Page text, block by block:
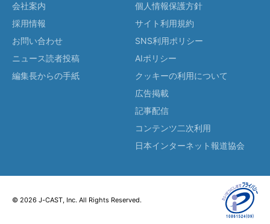
会社案内
採用情報
お問い合わせ
ニュース読者投稿
編集長からの手紙
個人情報保護方針
サイト利用規約
SNS利用ポリシー
AIポリシー
クッキーの利用について
広告掲載
記事配信
コンテンツ二次利用
日本インターネット報道協会
© 2026 J-CAST, Inc. All Rights Reserved.